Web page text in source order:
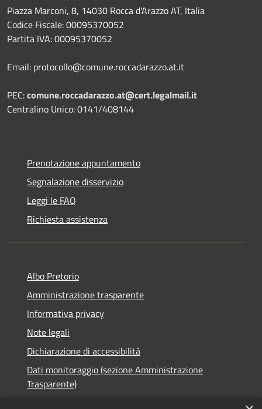
Piazza Marconi, 8, 14030 Rocca d'Arazzo AT, Italia
Codice Fiscale: 00095370052
Partita IVA: 00095370052
Email: protocollo@comune.roccadarazzo.at.it
PEC:comune.roccadarazzo.at@cert.legalmail.it
Centralino Unico: 0141/408144
Prenotazione appuntamento
Segnalazione disservizio
Leggi le FAQ
Richiesta assistenza
Albo Pretorio
Amministrazione trasparente
Informativa privacy
Note legali
Dichiarazione di accessibilità
Dati monitoraggio (sezione Amministrazione
Trasparente)